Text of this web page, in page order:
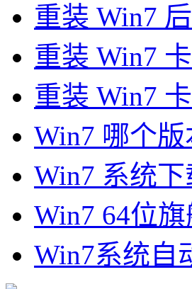
重装 Win7
重装 Win7
重装 Win7
Win7 哪个
Win7 系统
Win7 64位
Win7系统自